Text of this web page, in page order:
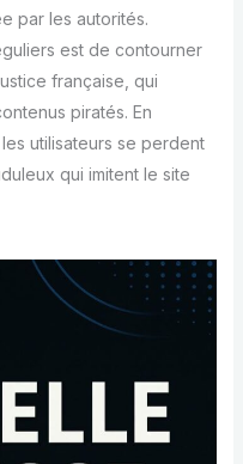
par les autorités.
est de contourner
française, qui
piratés. En
utilisateurs se perdent
qui imitent le site